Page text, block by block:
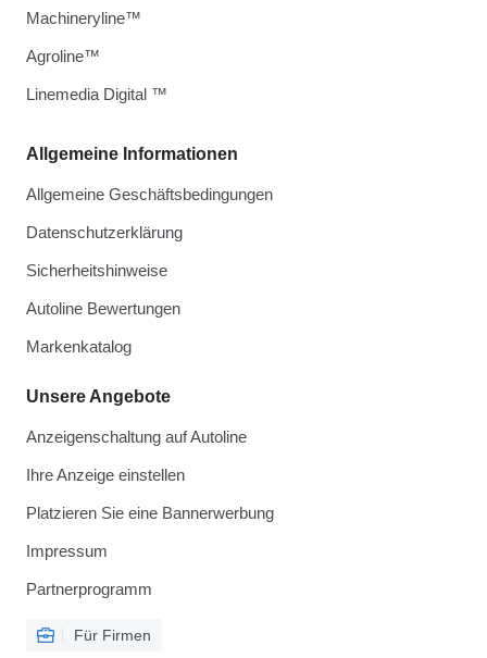
Allgemeine Informationen
Allgemeine Geschäftsbedingungen
Datenschutzerklärung
Sicherheitshinweise
Autoline Bewertungen
Markenkatalog
Unsere Angebote
Anzeigenschaltung auf Autoline
Ihre Anzeige einstellen
Platzieren Sie eine Bannerwerbung
Impressum
Partnerprogramm
Für Firmen
Machineryline™
Agroline™
Linemedia Digital ™